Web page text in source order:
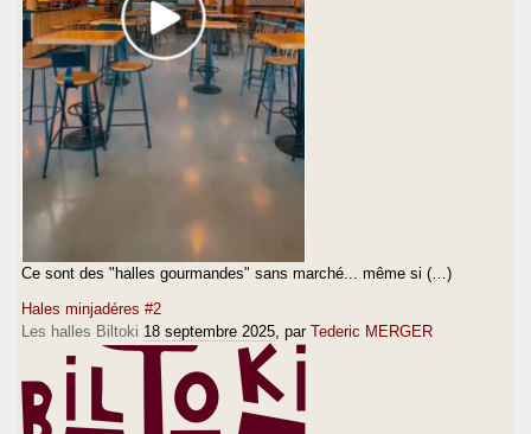
Ce sont des "halles gourmandes" sans marché... même si (…)
Hales minjadéres #2
Les halles Biltoki 18 septembre 2025 , par Tederic MERGER